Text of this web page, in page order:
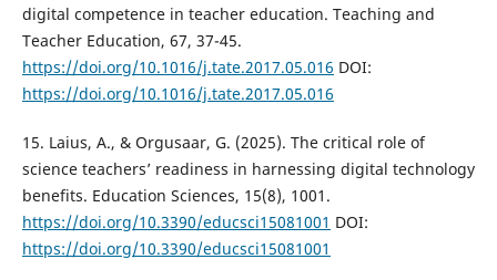
digital competence in teacher education. Teaching and
Teacher Education, 67, 37-45.
https://doi.org/10.1016/j.tate.2017.05.016 DOI:
https://doi.org/10.1016/j.tate.2017.05.016
15. Laius, A., & Orgusaar, G. (2025). The critical role of
science teachers’ readiness in harnessing digital technology
benefits. Education Sciences, 15(8), 1001.
https://doi.org/10.3390/educsci15081001 DOI:
https://doi.org/10.3390/educsci15081001